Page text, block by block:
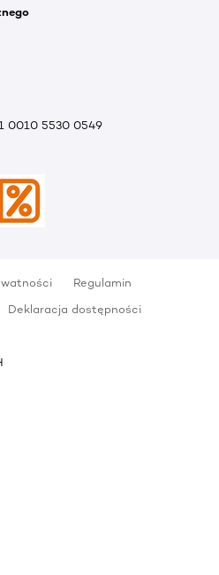
0010 5530 0549
Regulamin
Deklaracja dostępności